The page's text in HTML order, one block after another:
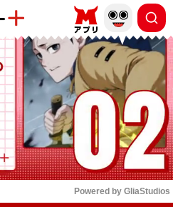
もっと読む
Powered by GliaStudios